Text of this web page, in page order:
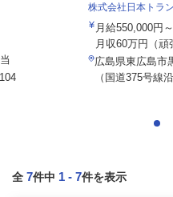
株式会社日本トラ
月給550,000
月収60万円（頑
広島県東広島市
（国道375号線
全 7件中 1 - 7件を表示